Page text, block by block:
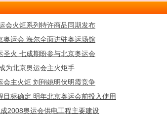
会火炬系列特许商品同期发布
奥运会 海尔全面进驻奥运场馆
圣火 七成期盼参与北京奥运会
为北京奥运会主火炬手
会主火炬 刘翔姚明伏明霞竞争
目标确定 明年北京奥运会前投入使用
2008奥运会供电工程主要建设